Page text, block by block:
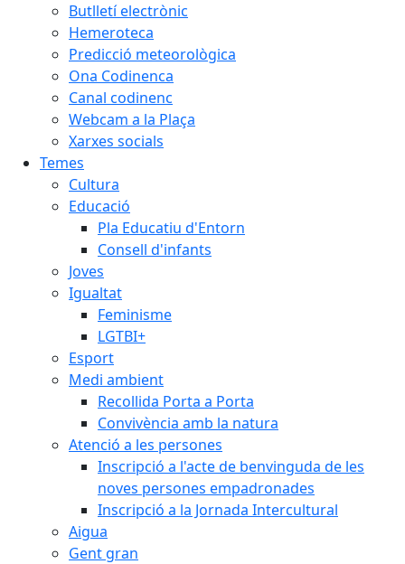
Butlletí electrònic
Hemeroteca
Predicció meteorològica
Ona Codinenca
Canal codinenc
Webcam a la Plaça
Xarxes socials
Temes
Cultura
Educació
Pla Educatiu d'Entorn
Consell d'infants
Joves
Igualtat
Feminisme
LGTBI+
Esport
Medi ambient
Recollida Porta a Porta
Convivència amb la natura
Atenció a les persones
Inscripció a l'acte de benvinguda de les
noves persones empadronades
Inscripció a la Jornada Intercultural
Aigua
Gent gran